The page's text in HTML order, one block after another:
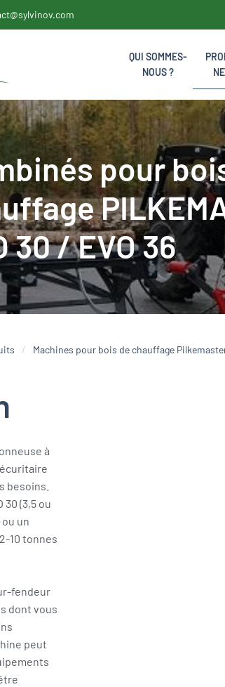
QUI SOMMES-
NOUS ?
pour
30 / EVO 36
Machines pour bois de chauffage
à
besoins.
30 (3,5 ou
un
10 tonnes
fendeur
dont vous
peut